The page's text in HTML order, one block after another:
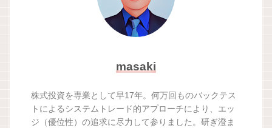
masaki
株式投資を専業として早17年。何万回ものバックテス
トによるシステムトレード的アプローチにより、エッ
ジ（優位性）の追求に尽力して参りました。研ぎ澄ま